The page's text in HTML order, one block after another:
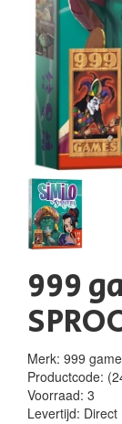
999
Merk: 999
Productcode:
Voorraad: 3
Levertijd: Direct